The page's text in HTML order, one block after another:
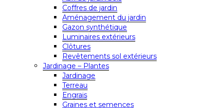
Coffres de jardin
Aménagement du jardin
Gazon synthétique
Luminaires extérieurs
Clôtures
Revêtements sol extérieurs
Jardinage – Plantes
Jardinage
Terreau
Engrais
Graines et semences